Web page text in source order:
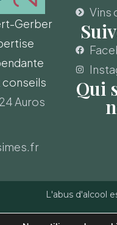
Gerber
Auros
Vins
Qui
L'abus d'alcool
Millésimes et Dussert-